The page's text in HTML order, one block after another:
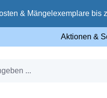
& Mängelexemplare bis
Aktionen &